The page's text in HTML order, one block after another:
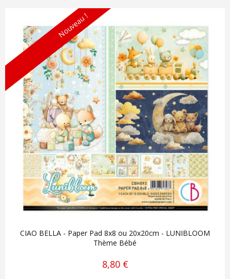
Nouveau !
CIAO BELLA - Paper Pad 8x8 ou 20x20cm - LUNIBLOOM
Thème Bébé
8,80 €